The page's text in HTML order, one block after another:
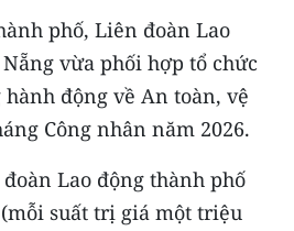
phía Bắc
phố, Liên đoàn Lao
vừa phối hợp tổ chức
động về An toàn, vệ
Công nhân năm 2026.
Lao động thành phố
suất trị giá một triệu